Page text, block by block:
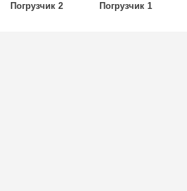
Погрузчик 2 Погрузчик 1